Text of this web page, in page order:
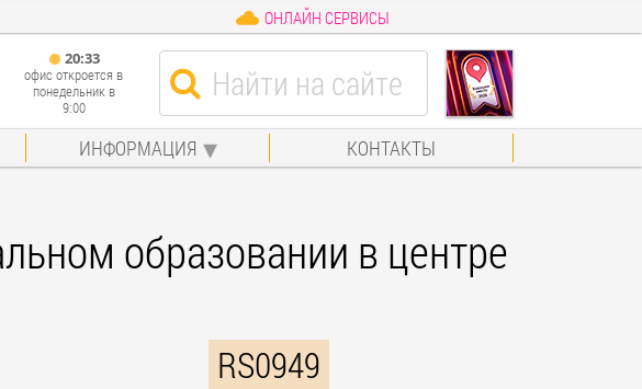
ОНЛАЙН СЕРВИСЫ
20:33
офис откроется в
понедельник в
9:00
ИНФОРМАЦИЯ КОНТАКТЫ
образовании в центре
RS0949